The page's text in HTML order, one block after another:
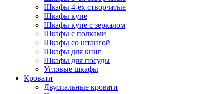
Шкафы 4-ех створчатые
Шкафы купе
Шкафы купе с зеркалом
Шкафы с полками
Шкафы со штангой
Шкафы для книг
Шкафы для посуды
Угловые шкафы
Кровати
Двуспальные кровати